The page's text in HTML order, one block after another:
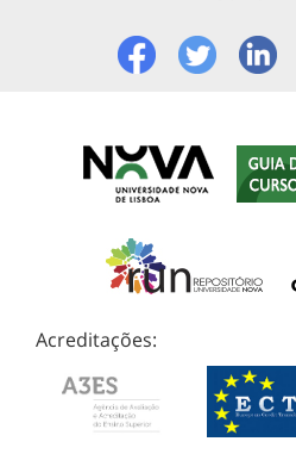
Acreditações: